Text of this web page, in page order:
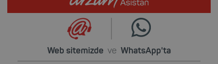
Web sitemizde ve WhatsApp'ta